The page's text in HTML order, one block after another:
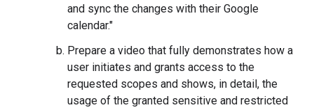
and sync the changes with their Google
calendar."
Prepare a video that fully demonstrates how a
user initiates and grants access to the
requested scopes and shows, in detail, the
usage of the granted sensitive and restricted